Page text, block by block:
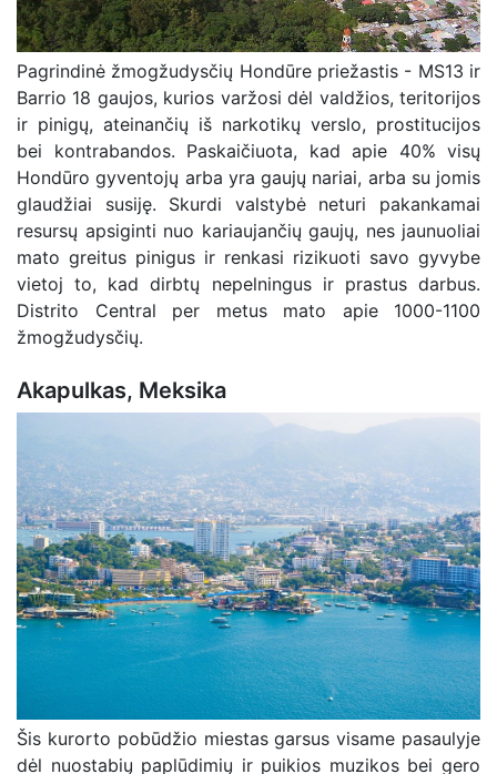
Pagrindinė žmogžudysčių Hondūre priežastis - MS13 ir
Barrio 18 gaujos, kurios varžosi dėl valdžios, teritorijos
ir pinigų, ateinančių iš narkotikų verslo, prostitucijos
bei kontrabandos. Paskaičiuota, kad apie 40% visų
Hondūro gyventojų arba yra gaujų nariai, arba su jomis
glaudžiai susiję. Skurdi valstybė neturi pakankamai
resursų apsiginti nuo kariaujančių gaujų, nes jaunuoliai
mato greitus pinigus ir renkasi rizikuoti savo gyvybe
vietoj to, kad dirbtų nepelningus ir prastus darbus.
Distrito Central per metus mato apie 1000-1100
žmogžudysčių.
Akapulkas, Meksika
Šis kurorto pobūdžio miestas garsus visame pasaulyje
dėl nuostabių paplūdimių ir puikios muzikos bei gero